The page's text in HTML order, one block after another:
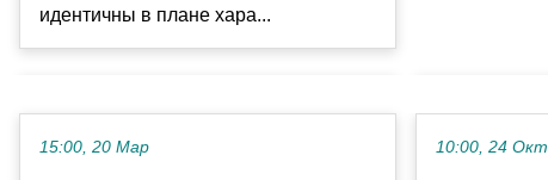
идентичны в плане хара...
15:00, 20 Мар 10:00, 24 Окт